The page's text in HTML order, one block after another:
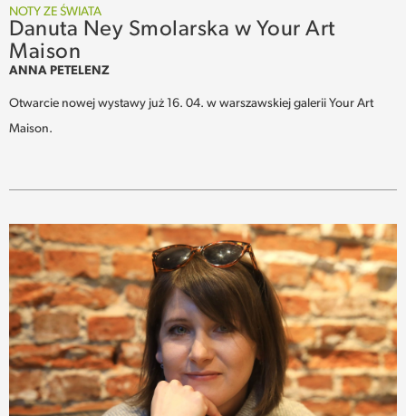
NOTY ZE ŚWIATA
Danuta Ney Smolarska w Your Art
Maison
ANNA PETELENZ
Otwarcie nowej wystawy już 16. 04. w warszawskiej galerii Your Art
Maison.